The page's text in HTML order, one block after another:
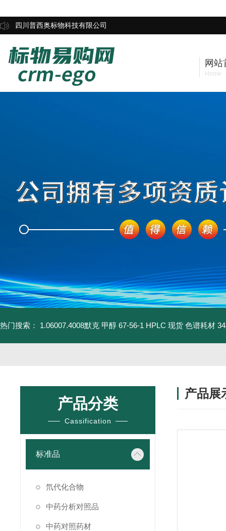
四川普西奥标物科技有限公司
网站
Home
热门搜索： 1.06007.4008默克 甲醇 67-56-1 HPLC 现货 色谱耗材
产品分类
Cassification
标准品
氘代化合物
中药分析对照品
中药对照药材
产品展